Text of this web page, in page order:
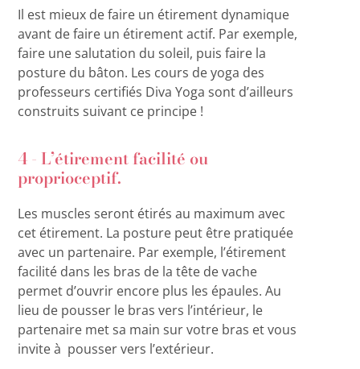
Il est mieux de faire un étirement dynamique
avant de faire un étirement actif. Par exemple,
faire une salutation du soleil, puis faire la
posture du bâton. Les cours de yoga des
professeurs certifiés Diva Yoga sont d’ailleurs
construits suivant ce principe !
4 - L’étirement facilité ou
proprioceptif.
Les muscles seront étirés au maximum avec
cet étirement. La posture peut être pratiquée
avec un partenaire. Par exemple, l’étirement
facilité dans les bras de la tête de vache
permet d’ouvrir encore plus les épaules. Au
lieu de pousser le bras vers l’intérieur, le
partenaire met sa main sur votre bras et vous
invite à pousser vers l’extérieur.